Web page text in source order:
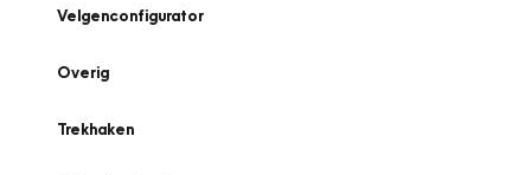
Velgenconfigurator
Overig
Trekhaken